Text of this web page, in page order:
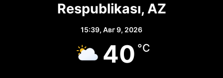
Respublikası, AZ
15:39, Авг 9, 2026
40 °C